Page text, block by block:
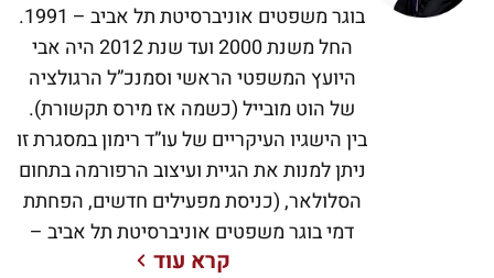
בוגר משפטים אוניברסיטת תל אביב – 1991.
החל משנת 2000 ועד שנת 2012 היה אבי
היועץ המשפטי הראשי וסמנכ”ל הרגולציה
של הוט מובייל (כשמה אז מירס תקשורת).
בין הישגיו העיקריים של עו”ד רימון במסגרת זו
ניתן למנות את הגיית ועיצוב הרפורמה בתחום
הסלולאר, (כניסת מפעילים חדשים, הפחתת
דמי בוגר משפטים אוניברסיטת תל אביב –
קרא עוד